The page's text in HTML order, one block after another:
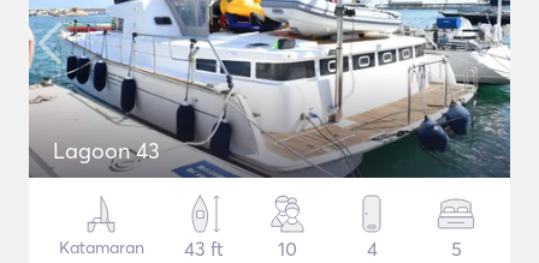
Lagoon 43
Katamaran
43 ft
10 4 5